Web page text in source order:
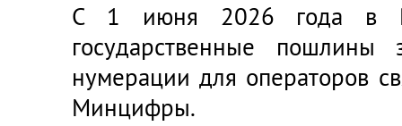
С 1 июня 2026 года в
государственные пошлины
нумерации для операторов
Минцифры.